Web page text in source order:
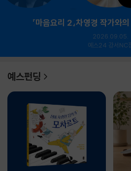
『마음요리 2』차영경 작가와
2026.09.05.
예스24 강서NC
예스펀딩